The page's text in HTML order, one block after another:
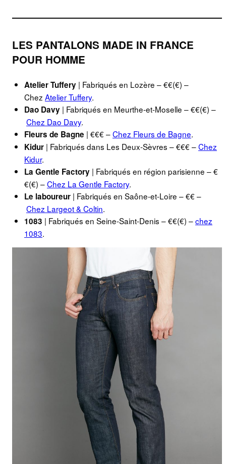
LES PANTALONS MADE IN FRANCE
POUR HOMME
Atelier Tuffery | Fabriqués en Lozère – €€(€) –
Chez Atelier Tuffery.
Dao Davy | Fabriqués en Meurthe-et-Moselle – €€(€) –
Chez Dao Davy.
Fleurs de Bagne | €€€ –Chez Fleurs de Bagne.
Kidur | Fabriqués dans Les Deux-Sèvres – €€€ –Chez
Kidur.
La Gentle Factory | Fabriqués en région parisienne – €
€(€) –Chez La Gentle Factory.
Le laboureur | Fabriqués en Saône-et-Loire – €€ –
Chez Largeot & Coltin.
1083 | Fabriqués en Seine-Saint-Denis – €€(€) –chez
1083.